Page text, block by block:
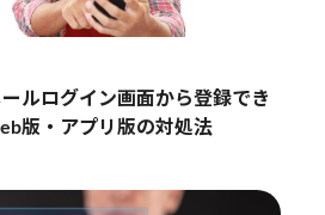
ルログイン画面から登録でき
版・アプリ版の対処法